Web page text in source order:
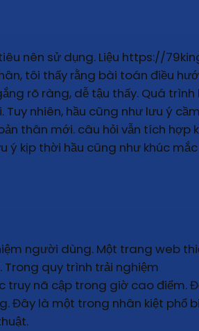
nên sử dụng. Liệu https://
tôi thấy rằng bài toán điều
rõ ràng, dễ tậu thấy. Quá
nhiên, hầu cũng như lưu ý
thân mới. câu hỏi vẫn tích hợp
kịp thời hầu cũng như khúc
người dùng. Một trang web
quy trình trải nghiệm
nã cập trong giờ cao điểm.
Đây là một trong nhân kiệt phổ